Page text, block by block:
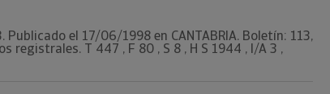
el 17/06/1998 en CANTABRIA. Boletín: 113,
registrales. T 447 , F 80 , S 8 , H S 1944 , I/A 3 ,